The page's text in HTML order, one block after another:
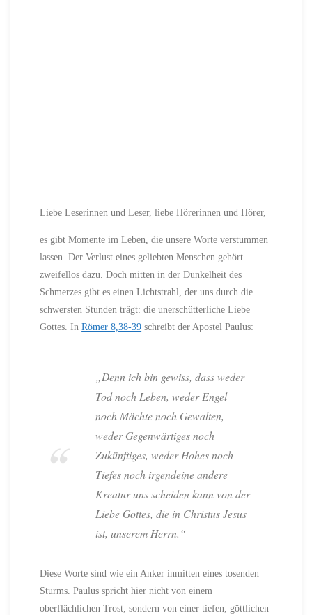
Liebe Leserinnen und Leser, liebe Hörerinnen und Hörer,
es gibt Momente im Leben, die unsere Worte verstummen
lassen. Der Verlust eines geliebten Menschen gehört
zweifellos dazu. Doch mitten in der Dunkelheit des
Schmerzes gibt es einen Lichtstrahl, der uns durch die
schwersten Stunden trägt: die unerschütterliche Liebe
Gottes. InRömer 8,38-39 schreibt der Apostel Paulus:
„Denn ich bin gewiss, dass weder
Tod noch Leben, weder Engel
noch Mächte noch Gewalten,
weder Gegenwärtiges noch
Zukünftiges, weder Hohes noch
Tiefes noch irgendeine andere
Kreatur uns scheiden kann von der
Liebe Gottes, die in Christus Jesus
ist, unserem Herrn.“
Diese Worte sind wie ein Anker inmitten eines tosenden
Sturms. Paulus spricht hier nicht von einem
oberflächlichen Trost, sondern von einer tiefen, göttlichen